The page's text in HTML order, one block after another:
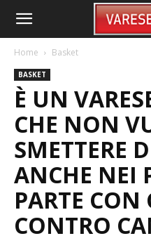
Home Basket
BASKET
È UN
CHE NON
SMETTERE
ANCHE NEI
PARTE CON
CONTRO